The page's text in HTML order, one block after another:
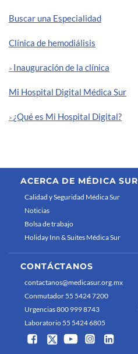
Buscar una Especialidad
Clínica de hemodiálisis
> Inauguración de la clínica
Mi Hospital Digital Médica Sur
> ¿Qué es Mi Hospital Digital?
ACERCA DE MÉDICA SUR
Calidad y Seguridad Médica Sur
Noticias
Bolsa de trabajo
Holiday Inn & Suites Médica Sur
CONTÁCTANOS
contactanos@medicasur.org.mx
Conmutador 55 5424 7200
Urgencias 800 999 8743
Laboratorio 55 5424 6805